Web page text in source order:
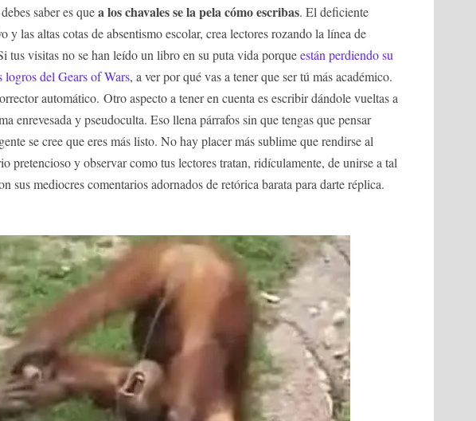
saber es quea los chavales se la pela cómo escribas. El deficiente
y las altas cotas de absentismo escolar, crea lectores rozando la línea de
tus visitas no se han leído un libro en su puta vida porqueestán perdiendo su
logros del Gears of Wars, a ver por qué vas a tener que ser tú más académico.
automático. Otro aspecto a tener en cuenta es escribir dándole vueltas a
enrevesada y pseudoculta. Eso llena párrafos sin que tengas que pensar
se cree que eres más listo. No hay placer más sublime que rendirse al
pretencioso y observar como tus lectores tratan, ridículamente, de unirse a tal
sus mediocres comentarios adornados de retórica barata para darte réplica.